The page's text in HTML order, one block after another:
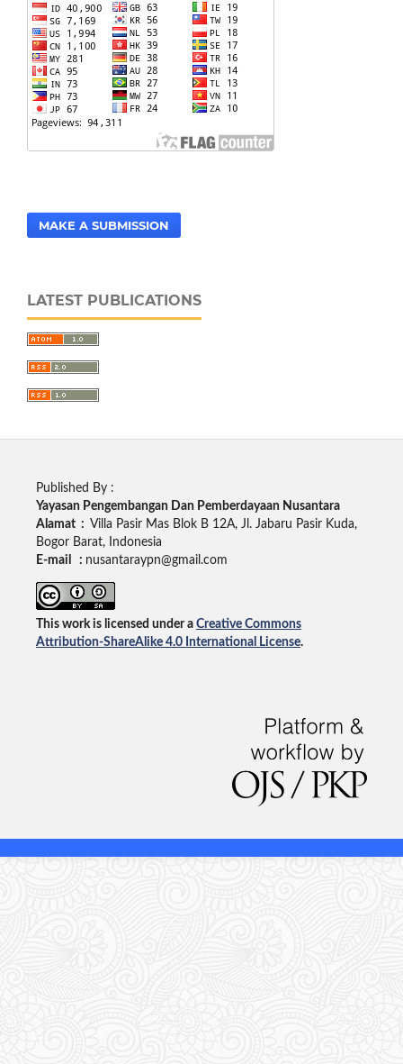
MAKE A SUBMISSION
LATEST PUBLICATIONS
Published By :
Yayasan Pengembangan Dan Pemberdayaan Nusantara
Alamat : Villa Pasir Mas Blok B 12A, Jl. Jabaru Pasir Kuda,
Bogor Barat, Indonesia
E-mail : nusantaraypn@gmail.com
This work is licensed under a Creative Commons
Attribution-ShareAlike 4.0 International License.